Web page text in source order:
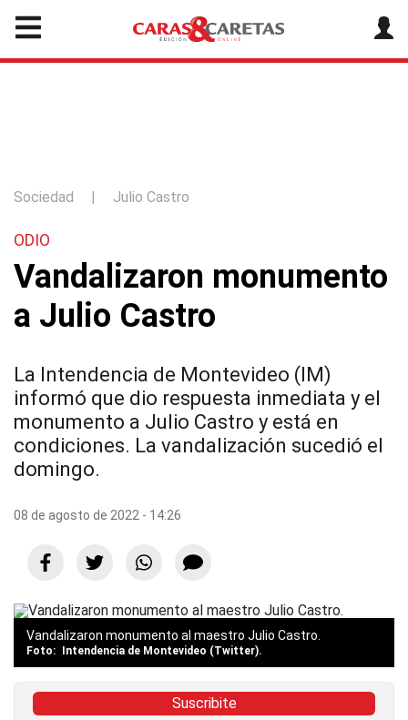
Sociedad | Julio Castro
ODIO
Vandalizaron monumento
a Julio Castro
La Intendencia de Montevideo (IM)
informó que dio respuesta inmediata y el
monumento a Julio Castro y está en
condiciones. La vandalización sucedió el
domingo.
08 de agosto de 2022 - 14:26
Vandalizaron monumento al maestro Julio Castro.
Intendencia de Montevideo (Twitter).
Suscribite